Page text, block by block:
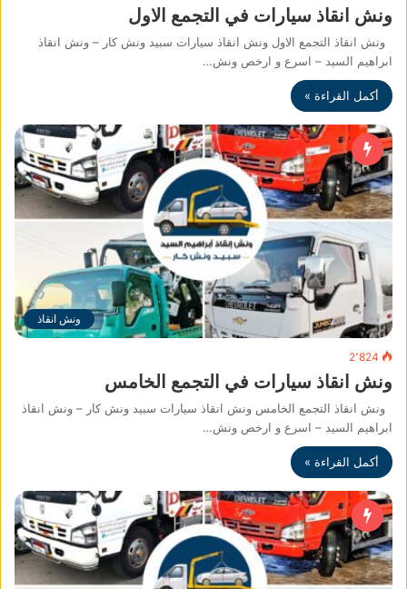
ونش انقاذ سيارات في التجمع الاول
ونش انقاذ التجمع الاول ونش انقاذ سيارات سبيد ونش كار – ونش انقاذ
ابراهيم السيد – اسرع و ارخص ونش…
أكمل القراءة »
ونش انقاذ
2٬824
ونش انقاذ سيارات في التجمع الخامس
ونش انقاذ التجمع الخامس ونش انقاذ سيارات سبيد ونش كار – ونش انقاذ
ابراهيم السيد – اسرع و ارخص ونش…
أكمل القراءة »